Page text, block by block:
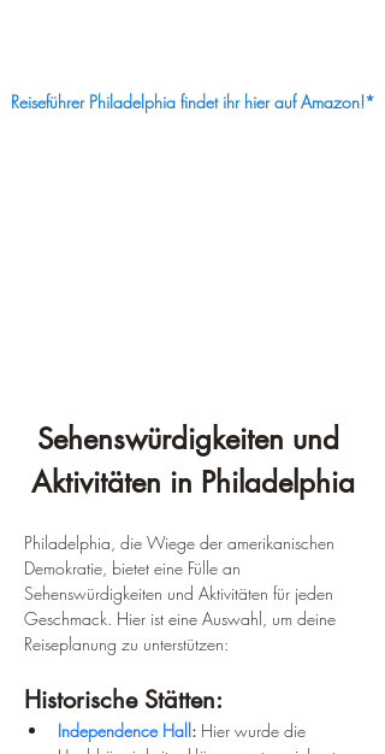
Reiseführer Philadelphia findet ihr hier auf Amazon!*
Sehenswürdigkeiten und
Aktivitäten in Philadelphia
Philadelphia, die Wiege der amerikanischen
Demokratie, bietet eine Fülle an
Sehenswürdigkeiten und Aktivitäten für jeden
Geschmack. Hier ist eine Auswahl, um deine
Reiseplanung zu unterstützen:
Historische Stätten:
Independence Hall: Hier wurde die